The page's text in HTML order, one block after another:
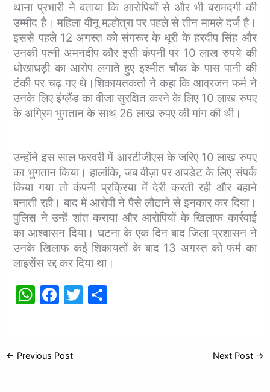
थाना प्रभारी ने बताया कि आरोपियों से और भी बरामदगी की
उम्मीद है। महिला वीनू मल्होत्रा ​पर पहले से तीन मामले दर्ज है।
इससे पहले 12 अगस्त को संगरूर के धूरी के हरदीप सिंह और
उनकी पत्नी अमनदीप कौर इसी कंपनी पर 10 लाख रुपये की
धोखाधड़ी का आरोप लगाते हुए इश्मीत चौक के पास पानी की
टंकी पर चढ़ गए थे।शिकायतकर्ता ने कहा कि आव्रजन फर्म ने
उनके लिए इंग्लैंड का वीजा सुरक्षित करने के लिए 10 लाख रुपए
के अग्रिम भुगतान के साथ 26 लाख रुपए की मांग की थी।
उन्होंने इस साल फरवरी में आरटीजीएस के जरिए 10 लाख रुपए
का भुगतान किया। हालांकि, जब वीज़ा पर अपडेट के लिए संपर्क
किया गया तो कंपनी प्रक्रिया में देरी करती रही और बहाने
बनाती रही। बाद में आरोपी ने पैसे लौटाने से इनकार कर दिया।
पुलिस ने उन्हें शांत कराया और आरोपियों के खिलाफ कार्रवाई
का आश्वासन दिया। घटना के एक दिन बाद जिला प्रशासन ने
उनके खिलाफ कई शिकायतों के बाद 13 अगस्त को फर्म का
लाइसेंस रद्द कर दिया था।
W
s
F
e
T
← Previous Post Next Post →